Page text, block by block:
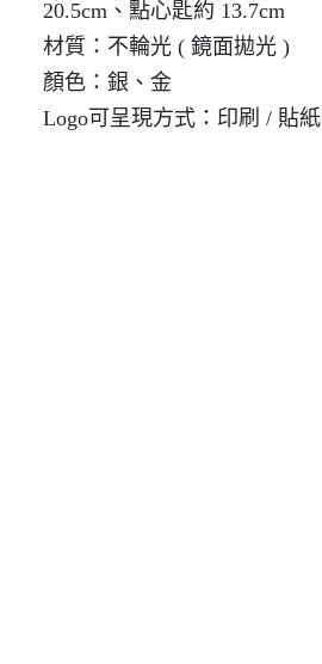
20.5cm、點心匙約 13.7cm
材質：不輪光 ( 鏡面拋光 )
顏色：銀、金
Logo可呈現方式：印刷 / 貼紙